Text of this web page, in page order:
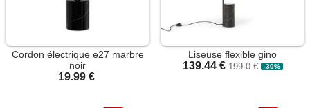
Cordon électrique e27 marbre
noir
19.99 €
Liseuse flexible gino
139.44 € 199.0 € -30%